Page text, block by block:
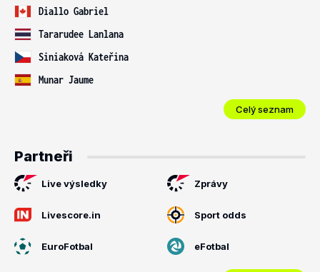
Diallo Gabriel
Tararudee Lanlana
Siniaková Kateřina
Munar Jaume
Celý seznam
Partneři
Live výsledky Zprávy
Livescore.in Sport odds
EuroFotbal eFotbal